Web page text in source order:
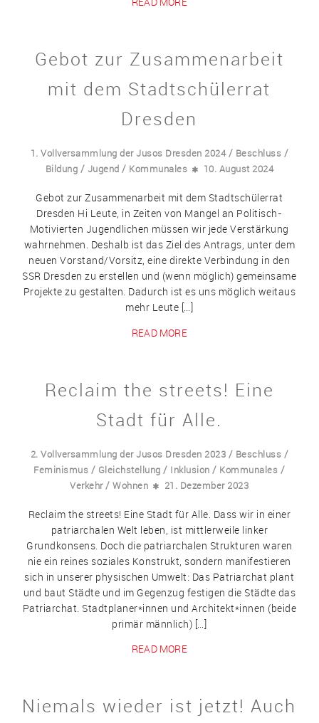
Gebot zur Zusammenarbeit
mit dem Stadtschülerrat
Dresden
1. Vollversammlung der Jusos Dresden 2024/ Beschluss /
Bildung / Jugend / Kommunales 10. August 2024
Gebot zur Zusammenarbeit mit dem Stadtschülerrat
Dresden Hi Leute, in Zeiten von Mangel an Politisch-
Motivierten Jugendlichen müssen wir jede Verstärkung
wahrnehmen. Deshalb ist das Ziel des Antrags, unter dem
neuen Vorstand/Vorsitz, eine direkte Verbindung in den
SSR Dresden zu erstellen und (wenn möglich) gemeinsame
Projekte zu gestalten. Dadurch ist es uns möglich weitaus
mehr Leute […]
READ MORE
Reclaim the streets! Eine
Stadt für Alle.
2. Vollversammlung der Jusos Dresden 2023 / Beschluss /
Feminismus / Gleichstellung / Inklusion / Kommunales /
Verkehr/Wohnen 21. Dezember 2023
Reclaim the streets! Eine Stadt für Alle. Dass wir in einer
patriarchalen Welt leben, ist mittlerweile linker
Grundkonsens. Doch die patriarchalen Strukturen waren
nie ein reines soziales Konstrukt, sondern manifestieren
sich in unserer physischen Umwelt: Das Patriarchat plant
und baut Städte und im Gegenzug festigen die Städte das
Patriarchat. Stadtplaner*innen und Architekt*innen (beide
primär männlich) […]
READ MORE
Niemals wieder ist jetzt! Auch